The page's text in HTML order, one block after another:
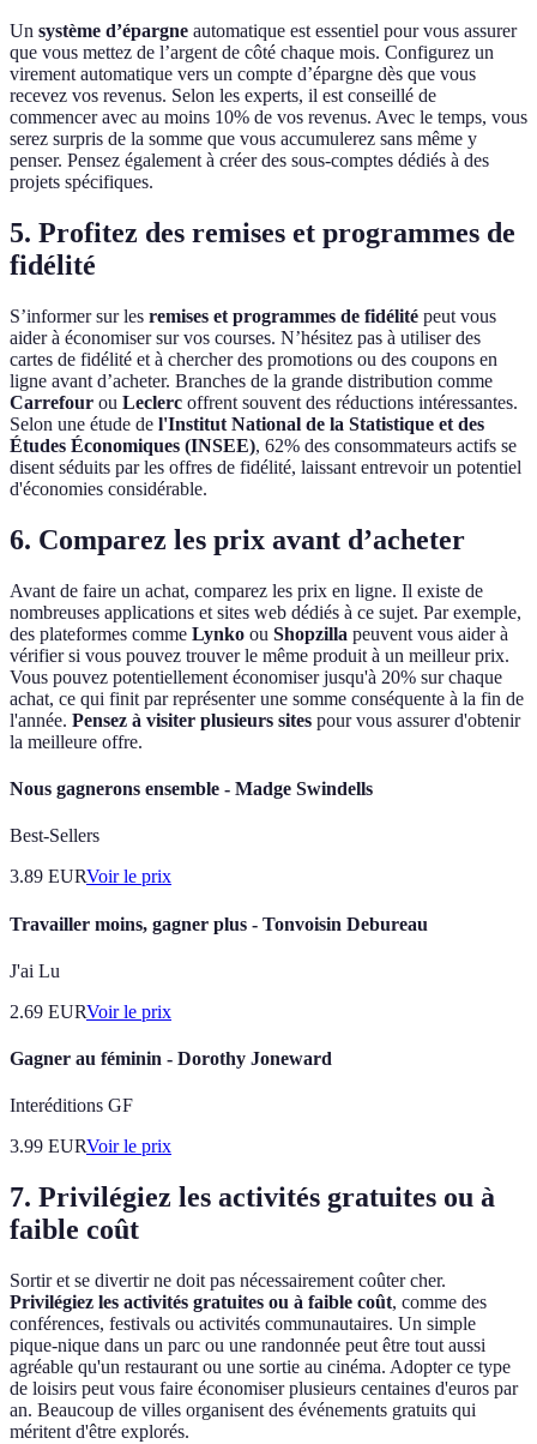
Un système d’épargne automatique est essentiel pour vous assurer
que vous mettez de l’argent de côté chaque mois. Configurez un
virement automatique vers un compte d’épargne dès que vous
recevez vos revenus. Selon les experts, il est conseillé de
commencer avec au moins 10% de vos revenus. Avec le temps, vous
serez surpris de la somme que vous accumulerez sans même y
penser. Pensez également à créer des sous-comptes dédiés à des
projets spécifiques.
5. Profitez des remises et programmes de
fidélité
S’informer sur les remises et programmes de fidélité peut vous
aider à économiser sur vos courses. N’hésitez pas à utiliser des
cartes de fidélité et à chercher des promotions ou des coupons en
ligne avant d’acheter. Branches de la grande distribution comme
Carrefour ou Leclerc offrent souvent des réductions intéressantes.
Selon une étude de l'Institut National de la Statistique et des
Études Économiques (INSEE), 62% des consommateurs actifs se
disent séduits par les offres de fidélité, laissant entrevoir un potentiel
d'économies considérable.
6. Comparez les prix avant d’acheter
Avant de faire un achat, comparez les prix en ligne. Il existe de
nombreuses applications et sites web dédiés à ce sujet. Par exemple,
des plateformes comme Lynko ou Shopzilla peuvent vous aider à
vérifier si vous pouvez trouver le même produit à un meilleur prix.
Vous pouvez potentiellement économiser jusqu'à 20% sur chaque
achat, ce qui finit par représenter une somme conséquente à la fin de
l'année. Pensez à visiter plusieurs sites pour vous assurer d'obtenir
la meilleure offre.
Nous gagnerons ensemble - Madge Swindells
Best-Sellers
3.89 EURVoir le prix
Travailler moins, gagner plus - Tonvoisin Debureau
J'ai Lu
2.69 EURVoir le prix
Gagner au féminin - Dorothy Joneward
Interéditions GF
3.99 EURVoir le prix
7. Privilégiez les activités gratuites ou à
faible coût
Sortir et se divertir ne doit pas nécessairement coûter cher.
Privilégiez les activités gratuites ou à faible coût, comme des
conférences, festivals ou activités communautaires. Un simple
pique-nique dans un parc ou une randonnée peut être tout aussi
agréable qu'un restaurant ou une sortie au cinéma. Adopter ce type
de loisirs peut vous faire économiser plusieurs centaines d'euros par
an. Beaucoup de villes organisent des événements gratuits qui
méritent d'être explorés.